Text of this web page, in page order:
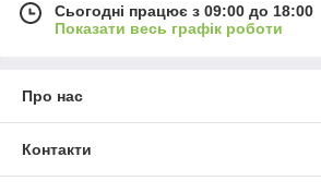
Сьогодні працює з 09:00 до 18:00
Показати весь графік роботи
Про нас
Контакти